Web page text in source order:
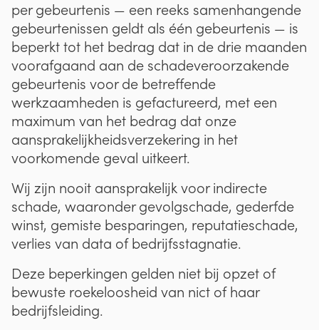
per gebeurtenis — een reeks samenhangende
gebeurtenissen geldt als één gebeurtenis — is
beperkt tot het bedrag dat in de drie maanden
voorafgaand aan de schadeveroorzakende
gebeurtenis voor de betreffende
werkzaamheden is gefactureerd, met een
maximum van het bedrag dat onze
aansprakelijkheidsverzekering in het
voorkomende geval uitkeert.
Wij zijn nooit aansprakelijk voor indirecte
schade, waaronder gevolgschade, gederfde
winst, gemiste besparingen, reputatieschade,
verlies van data of bedrijfsstagnatie.
Deze beperkingen gelden niet bij opzet of
bewuste roekeloosheid van nict of haar
bedrijfsleiding.